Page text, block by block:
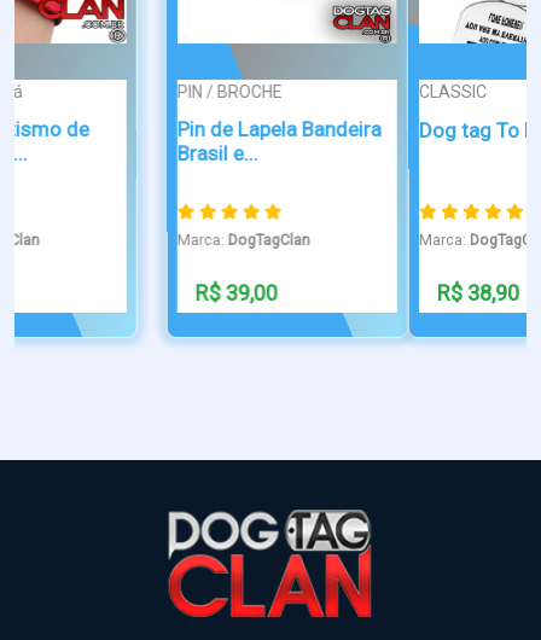
Dog tag To My Love
Marca:
PONTA DE DIAM...
Dog tag paraquedista
Marca: DogTagClan